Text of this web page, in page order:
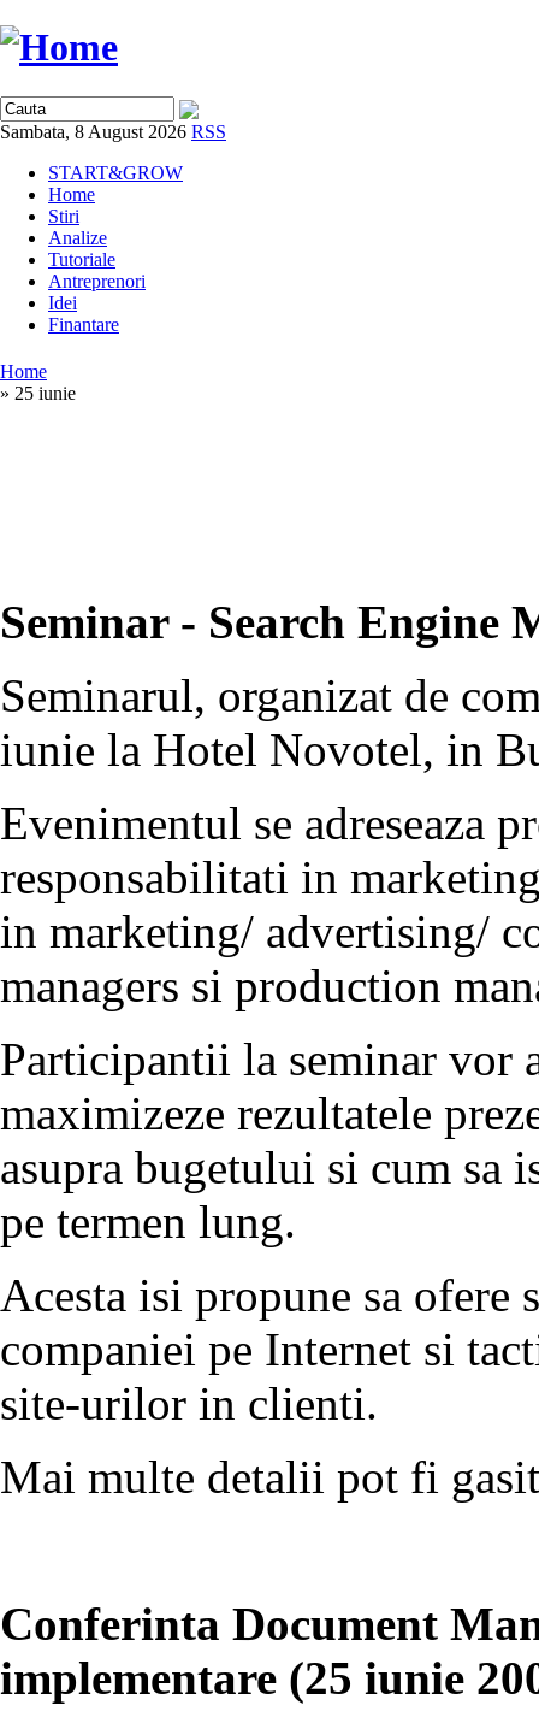
Sambata, 8 August 2026 RSS
START&GROW
Home
Stiri
Analize
Tutoriale
Antreprenori
Idei
Finantare
Home
» 25 iunie
Seminar - Search Engine
Seminarul, organizat de
iunie la Hotel Novotel, in
Evenimentul se adreseaza
responsabilitati in
in marketing/ advertising/
managers si production
Participantii la seminar vor
maximizeze rezultatele
asupra bugetului si cum sa
pe termen lung.
Acesta isi propune sa
companiei pe Internet si
site-urilor in clienti.
Mai multe detalii pot fi
Conferinta Document
implementare (25 iunie